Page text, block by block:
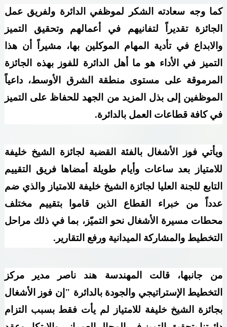
كما وجه سعادته الشكر لموظفي الدائرة ولفريق عمل
الجائزة تقديراً لتفانيهم في أعمالهم وتحقيق التميز
والابداع في تأدية المهام الموكلين بها، مشيراً أن هذا
التميز في الأداء هو ما أهل الدائرة للفوز بهذه الجائزة
المرموقة على مستوى منطقة الشرق الأوسط، داعياً
الموظفين إلى بذل المزيد من الجهد للحفاظ على التميز
في كافة قطاعات العمل بالدائرة.
ويأتي فوز الأشغال بالفئة القضبة لجائزة الشيخ خليفة
للامتياز بعد ساعات وأيام طويلة أمضاها فريق التقييم
التابع للجنة العليا لجائزة الشيخ خليفة للامتياز والذي ضم
عدداً من خبراء القطاع الذين قاموا بتقييم مختلف
محطات مسيرة الأشغال نحو التميّز، بما في ذلك مراحل
التخطيط والمشاركة الميدانية ورفع التقارير.
من جانبها، قالت المهندسة هند ناصر مدير مركز
التخطيط الإستراتيجي والجودة بالدائرة "إن فوز الأشغال
بجائزة الشيخ خليفة للامتياز لم يأت فقط بسبب التزام